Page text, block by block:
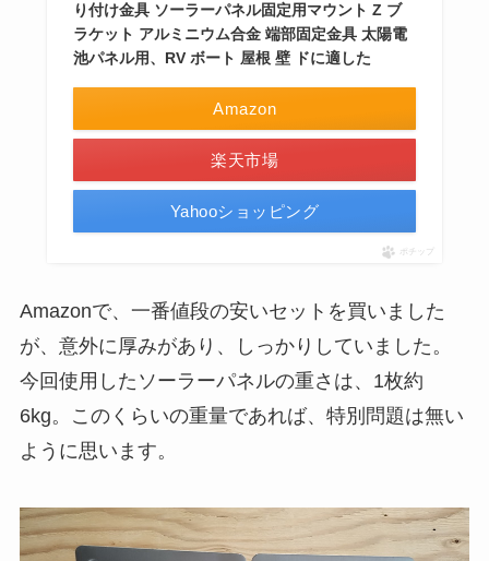
り付け金具 ソーラーパネル固定用マウント Z ブ
ラケット アルミニウム合金 端部固定金具 太陽電
池パネル用、RV ボート 屋根 壁 ドに適した
Amazon
楽天市場
Yahooショッピング
ポチップ
Amazonで、一番値段の安いセットを買いました
が、意外に厚みがあり、しっかりしていました。
今回使用したソーラーパネルの重さは、1枚約
6kg。このくらいの重量であれば、特別問題は無い
ように思います。